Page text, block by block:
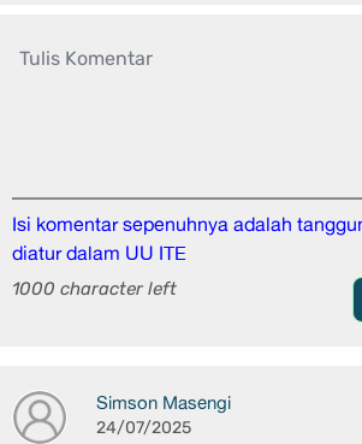
Isi komentar sepenuhnya adalah
diatur dalam UU ITE
1000 character left
Simson Masengi
24/07/2025